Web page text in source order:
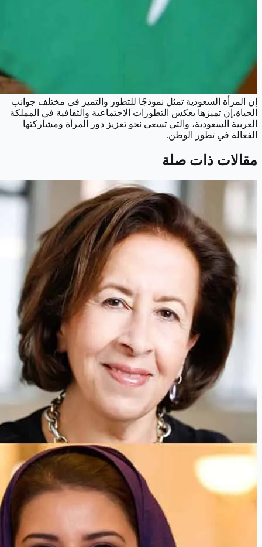
إن المرأة السعودية تمثل نموذجًا للتطور والتميز في مختلف جوانب
الحياة،إن تميزها يعكس التطورات الاجتماعية والثقافية في المملكة
العربية السعودية، والتي تسعى نحو تعزيز دور المرأة ومشاركتها
الفعالة في تطور الوطن.
مقالات ذات صلة